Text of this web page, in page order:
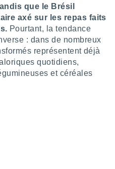
que le Brésil
axé sur les repas faits
Pourtant, la tendance
: dans de nombreux
représentent déjà
quotidiens,
et céréales